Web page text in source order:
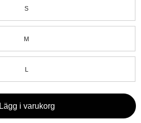
S
M
L
Lägg i varukorg